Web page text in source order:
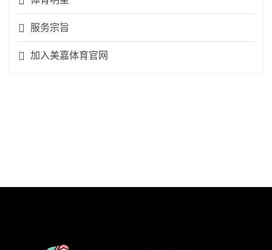
服务宗旨
加入美嘉体育官网